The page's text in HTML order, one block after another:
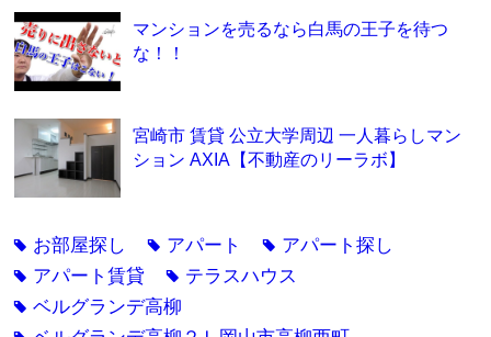
マンションを売るなら白馬の王子を待つ
な！！
宮崎市 賃貸 公立大学周辺 一人暮らしマン
ション AXIA【不動産のリーラボ】
tag お部屋探し tag アパート tag アパート探し
tag アパート賃貸 tag テラスハウス
tagベルグランデ高柳